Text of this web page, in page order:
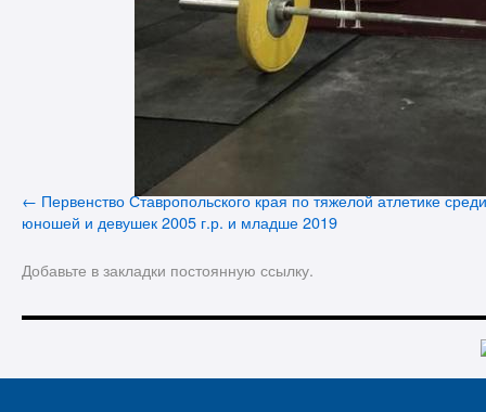
Первенство Ставропольского края по тяжелой атлетике среди
юношей и девушек 2005 г.р. и младше 2019
Добавьте в закладки постоянную ссылку.